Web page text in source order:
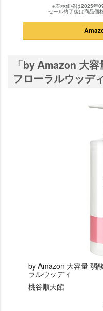
※表示価格は2025年
セール終了後は商品価
「by Amazon 大
フローラルウッ
by Amazon 大容量 弱
ラルウッディ
桃谷順天館